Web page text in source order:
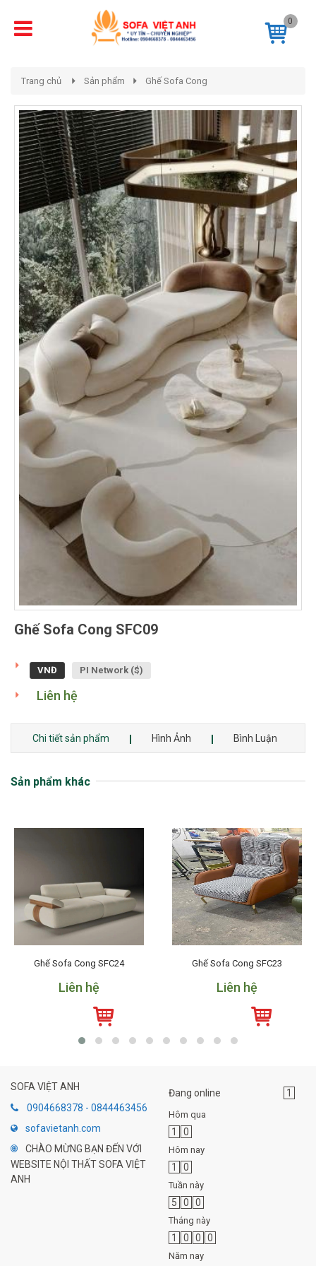
0
Trang chủ Sản phẩm Ghế Sofa Cong
Ghế Sofa Cong SFC09
VNĐ PI Network ($)
Liên hệ
Chi tiết sản phẩm Hình Ảnh Bình Luận
Sản phẩm khác
Ghế Sofa Cong SFC24
Liên hệ
Ghế Sofa Cong SFC23
Liên hệ
SOFA VIỆT ANH
0904668378 - 0844463456
sofavietanh.com
CHÀO MỪNG BẠN ĐẾN VỚI
WEBSITE NỘI THẤT SOFA VIỆT
ANH
Đang online 1
Hôm qua
1 0
Hôm nay
1 0
Tuần này
5 0 0
Tháng này
1 0 0 0
Năm nay